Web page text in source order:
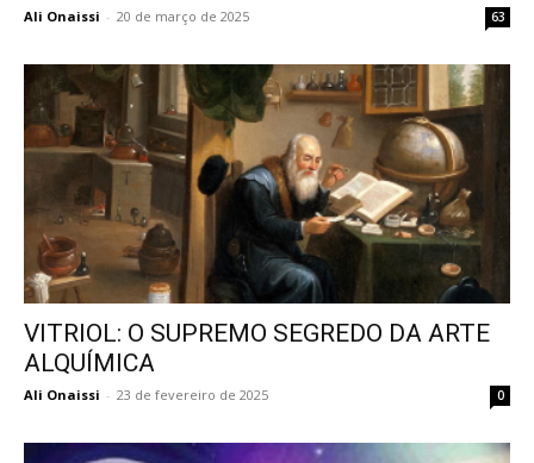
Ali Onaissi - 20 de março de 2025 63
VITRIOL: O SUPREMO SEGREDO DA ARTE
ALQUÍMICA
Ali Onaissi - 23 de fevereiro de 2025 0